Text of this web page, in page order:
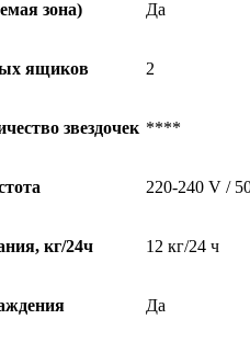
зона) Да
ящиков 2
звездочек ****
220-240 V /
кг/24ч 12 кг/24 ч
Да